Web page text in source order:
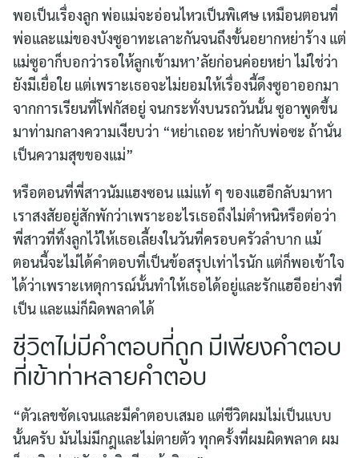
พอเป็นเรื่องลูก พ่อแม่จะอ่อนไหวเป็นพิเศษ เหมือนตอนที่
พ่อและแม่ของบังซูอาทะเลาะกันจนถึงขั้นอยากหย่าร้าง แต่
แม่ซูอาก็บอกว่ารอให้ลูกเข้ามหา’ลัยก่อนค่อยหย่า ไม่ใช่ว่า
ยังมีเยื่อใย แต่เพราะเธอจะไม่ยอมให้เรื่องนี้ดึงซูอาออกมา
จากการเรียนที่โฟกัสอยู่ จนกระทั่งบนรถวันนั้น ซูอาพูดขึ้น
มาท่ามกลางความเงียบว่า “หย่าเถอะ หย่ากับพ่อซะ ถ้านั่น
เป็นความสุขของแม่”
หรือตอนที่พี่สาวนัมแฮงซอน แม่แท้ ๆ ของแฮอีกลับมาหา
เราสงสัยอยู่สักพักว่าเพราะอะไรเธอถึงไม่ตำหนิหรือต่อว่า
พี่สาวที่ทิ้งลูกไว้ให้เธอเลี้ยงในวันที่ครอบครัวลำบาก แม้
ตอนนี้จะไม่ได้คำตอบที่เป็นข้อสรุปเท่าไรนัก แต่ก็พอเข้าใจ
ได้ว่าเพราะเหตุการณ์นั้นทำให้เธอได้อยู่และรักแฮอีอย่างที่
เป็น และแม่ก็ผิดพลาดได้
ชีวิตไม่มีคำตอบที่ถูก มีเพียงคำตอบ
ที่เข้าท่าหลายคำตอบ
“ตัวเลขชัดเจนและมีคำตอบเสมอ แต่ชีวิตผมไม่เป็นแบบ
นั้นครับ มันไม่มีกฎและไม่ตายตัว ทุกครั้งที่ผมผิดพลาด ผม